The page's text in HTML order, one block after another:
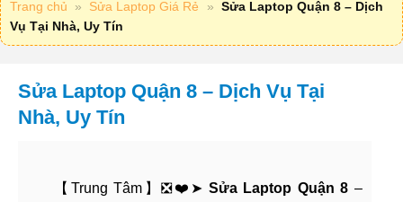
Trang chủ » Sửa Laptop Giá Rẻ » Sửa Laptop Quận 8 – Dịch
Vụ Tại Nhà, Uy Tín
Sửa Laptop Quận 8 – Dịch Vụ Tại
Nhà, Uy Tín
【Trung Tâm】❎❤️➤ Sửa Laptop Quận 8 –